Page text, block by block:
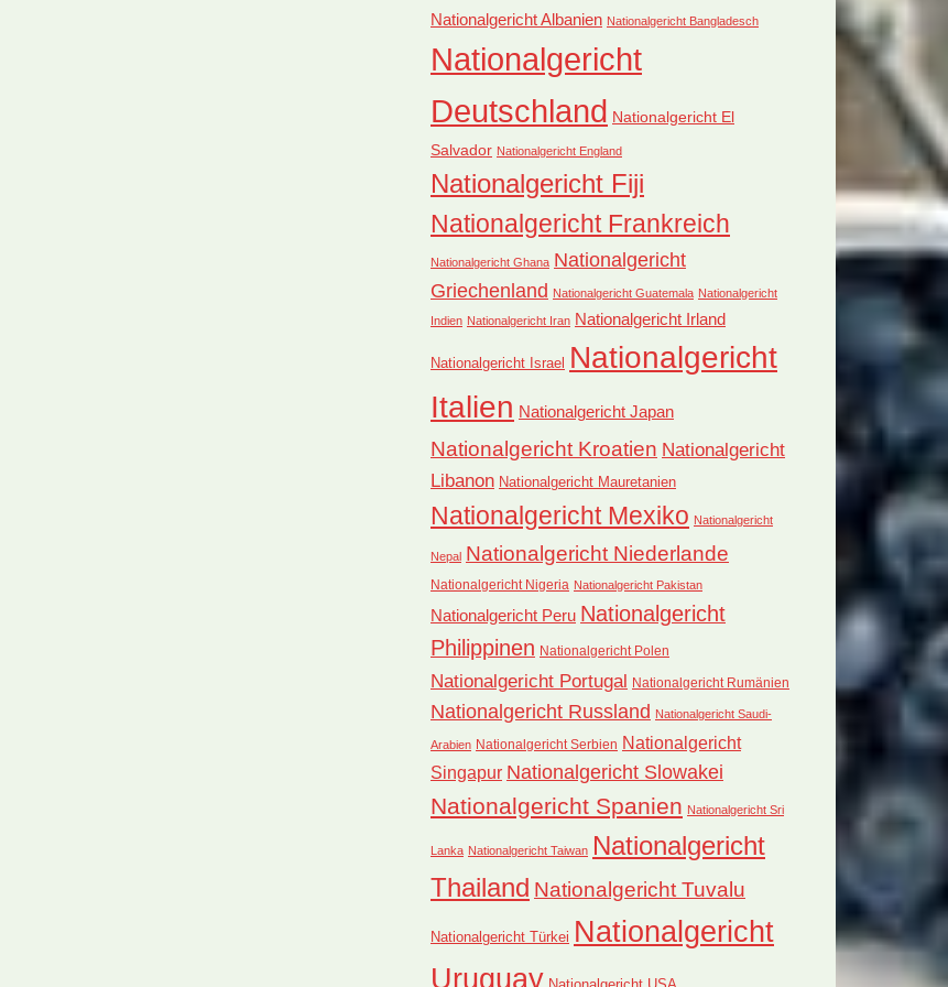
Nationalgericht Albanien Nationalgericht Bangladesch
Nationalgericht
Deutschland Nationalgericht El
Salvador Nationalgericht England
Nationalgericht Fiji
Nationalgericht Frankreich
Nationalgericht Ghana Nationalgericht
Griechenland Nationalgericht Guatemala Nationalgericht
Indien Nationalgericht Iran Nationalgericht Irland
Nationalgericht Israel Nationalgericht
Italien Nationalgericht Japan
Nationalgericht Kroatien Nationalgericht
Libanon Nationalgericht Mauretanien
Nationalgericht Mexiko Nationalgericht
Nepal Nationalgericht Niederlande
Nationalgericht Nigeria Nationalgericht Pakistan
Nationalgericht Peru Nationalgericht
Philippinen Nationalgericht Polen
Nationalgericht Portugal Nationalgericht Rumänien
Nationalgericht Russland Nationalgericht Saudi-
Arabien Nationalgericht Serbien Nationalgericht
Singapur Nationalgericht Slowakei
Nationalgericht Spanien Nationalgericht Sri
Lanka Nationalgericht Taiwan Nationalgericht
Thailand Nationalgericht Tuvalu
Nationalgericht Türkei Nationalgericht
Uruguay